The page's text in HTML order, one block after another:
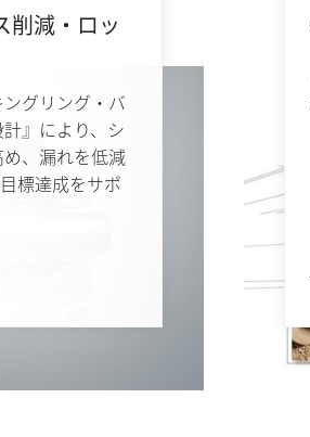
削減・ロッ
グリング・バ
』により、シ
、漏れを低減
標達成をサポ